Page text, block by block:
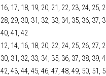
16, 17, 18, 19, 20, 21, 22, 23, 24, 25,
28, 29, 30, 31, 32, 33, 34, 35, 36, 37,
40, 41, 42
12, 14, 16, 18, 20, 22, 24, 25, 26, 27,
30, 31, 32, 33, 34, 35, 36, 37, 38, 39,
42, 43, 44, 45, 46, 47, 48, 49, 50, 51,